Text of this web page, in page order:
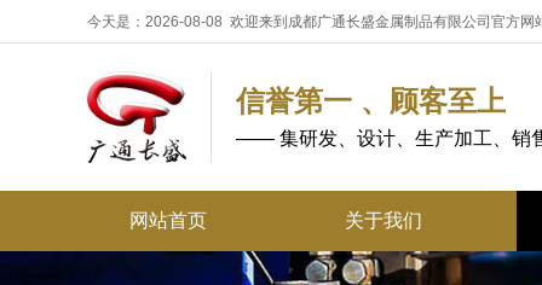
今天是：2026-08-08 欢迎来到成都广通长盛金属制品有限公司官方网
信誉第一 、顾客至上
—— 集研发、设计、生产加工、销
网站首页 关于我们